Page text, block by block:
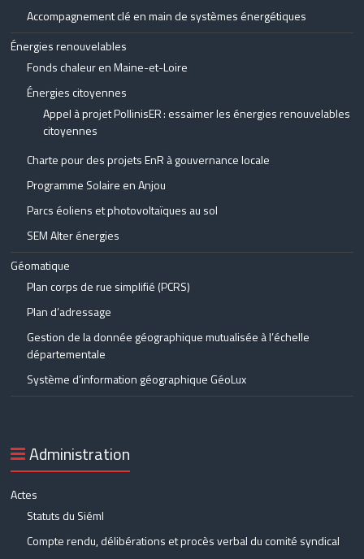
Accompagnement clé en main de systèmes énergétiques
Énergies renouvelables
Fonds chaleur en Maine-et-Loire
Énergies citoyennes
Appel à projet PollinisER : essaimer les énergies renouvelables
citoyennes
Charte pour des projets EnR à gouvernance locale
Programme Solaire en Anjou
Parcs éoliens et photovoltaïques au sol
SEM Alter énergies
Géomatique
Plan corps de rue simplifié (PCRS)
Plan d’adressage
Gestion de la donnée géographique mutualisée à l’échelle
départementale
Système d’information géographique GéoLux
Administration
Actes
Statuts du Siéml
Compte rendu, délibérations et procès verbal du comité syndical